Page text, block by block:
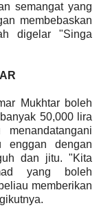
semangat yang
membebaskan
digelar "Singa
Mukhtar boleh
50,000 lira
enggan dengan
dan jitu. "Kita
yang boleh
memberikan